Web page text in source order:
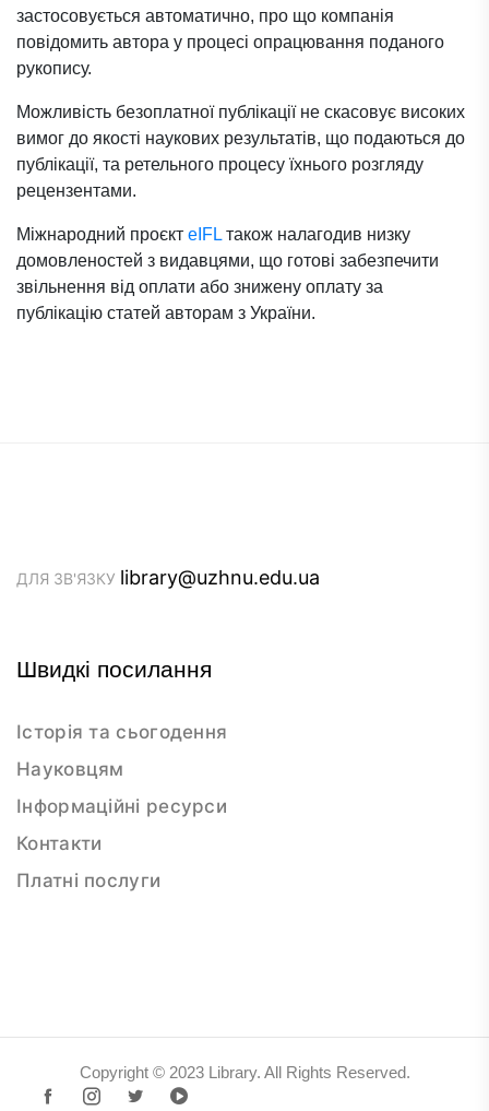
застосовується автоматично, про що компанія
повідомить автора у процесі опрацювання поданого
рукопису.
Можливість безоплатної публікації не скасовує високих
вимог до якості наукових результатів, що подаються до
публікації, та ретельного процесу їхнього розгляду
рецензентами.
Міжнародний проєкт eIFL також налагодив низку
домовленостей з видавцями, що готові забезпечити
звільнення від оплати або знижену оплату за
публікацію статей авторам з України.
ДЛЯ ЗВ'ЯЗКУ library@uzhnu.edu.ua
Швидкі посилання
Історія та сьогодення
Науковцям
Інформаційні ресурси
Контакти
Платні послуги
Copyright © 2023 Library. All Rights Reserved.